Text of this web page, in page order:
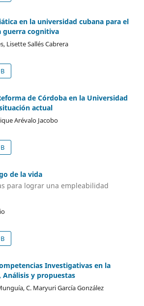
en la universidad cubana para el
guerra cognitiva
Lisette Sallés Cabrera
de Córdoba en la Universidad
actual
Arévalo Jacobo
de la vida
para lograr una empleabilidad
Investigativas en la
Análisis y propuestas
C. Maryuri García González